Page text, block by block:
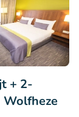
+ 2-
Wolfheze